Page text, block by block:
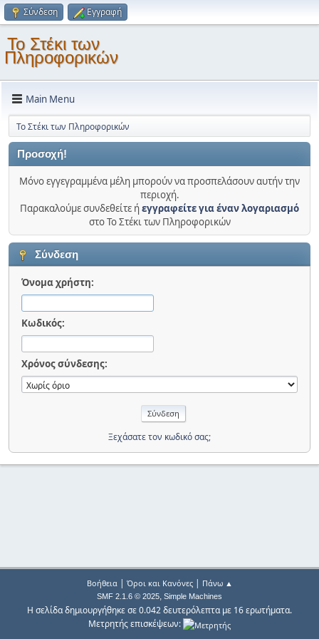
Σύνδεση Εγγραφή
Το Στέκι των
Πληροφορικών
Main Menu
Το Στέκι των Πληροφορικών
Προσοχή!
Μόνο εγγεγραμμένα μέλη μπορούν να προσπελάσουν αυτήν την
περιοχή.
Παρακαλούμε συνδεθείτε ήεγγραφείτε για έναν λογαριασμό
στο Το Στέκι των Πληροφορικών
Σύνδεση
Όνομα χρήστη:
Κωδικός:
Χρόνος σύνδεσης:
Ξεχάσατε τον κωδικό σας;
Βοήθεια| Όροι και Κανόνες| Πάνω ▲
SMF 2.1.6 © 2025, Simple Machines
Η σελίδα δημιουργήθηκε σε 0.042 δευτερόλεπτα με 16 ερωτήματα.
Μετρητής επισκέψεων: